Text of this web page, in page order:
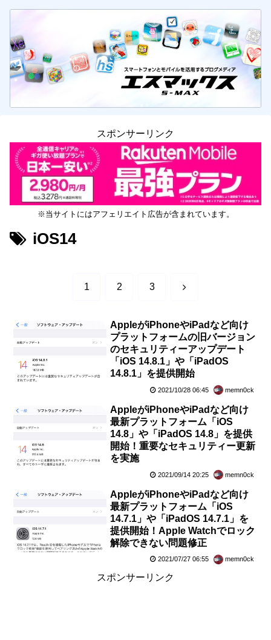
スポンサーリンク
※当サイトにはアフェリエイト広告が含まれています。
iOS14
1 2 3 次
AppleがiPhoneやiPadなど向け
プラットフォームの旧バージョン
のセキュリティーアップデート
「iOS 14.8.1」や「iPadOS
14.8.1」を提供開始
2021/10/28 06:45 memn0ck
AppleがiPhoneやiPadなど向け
最新プラットフォーム「iOS
14.8」や「iPadOS 14.8」を提供
開始！重要なセキュリティー更新
を実施
2021/09/14 20:25 memn0ck
AppleがiPhoneやiPadなど向け
最新プラットフォーム「iOS
14.7.1」や「iPadOS 14.7.1」を
提供開始！Apple Watchでロック
解除できない問題修正
2021/07/27 06:55 memn0ck
スポンサーリンク